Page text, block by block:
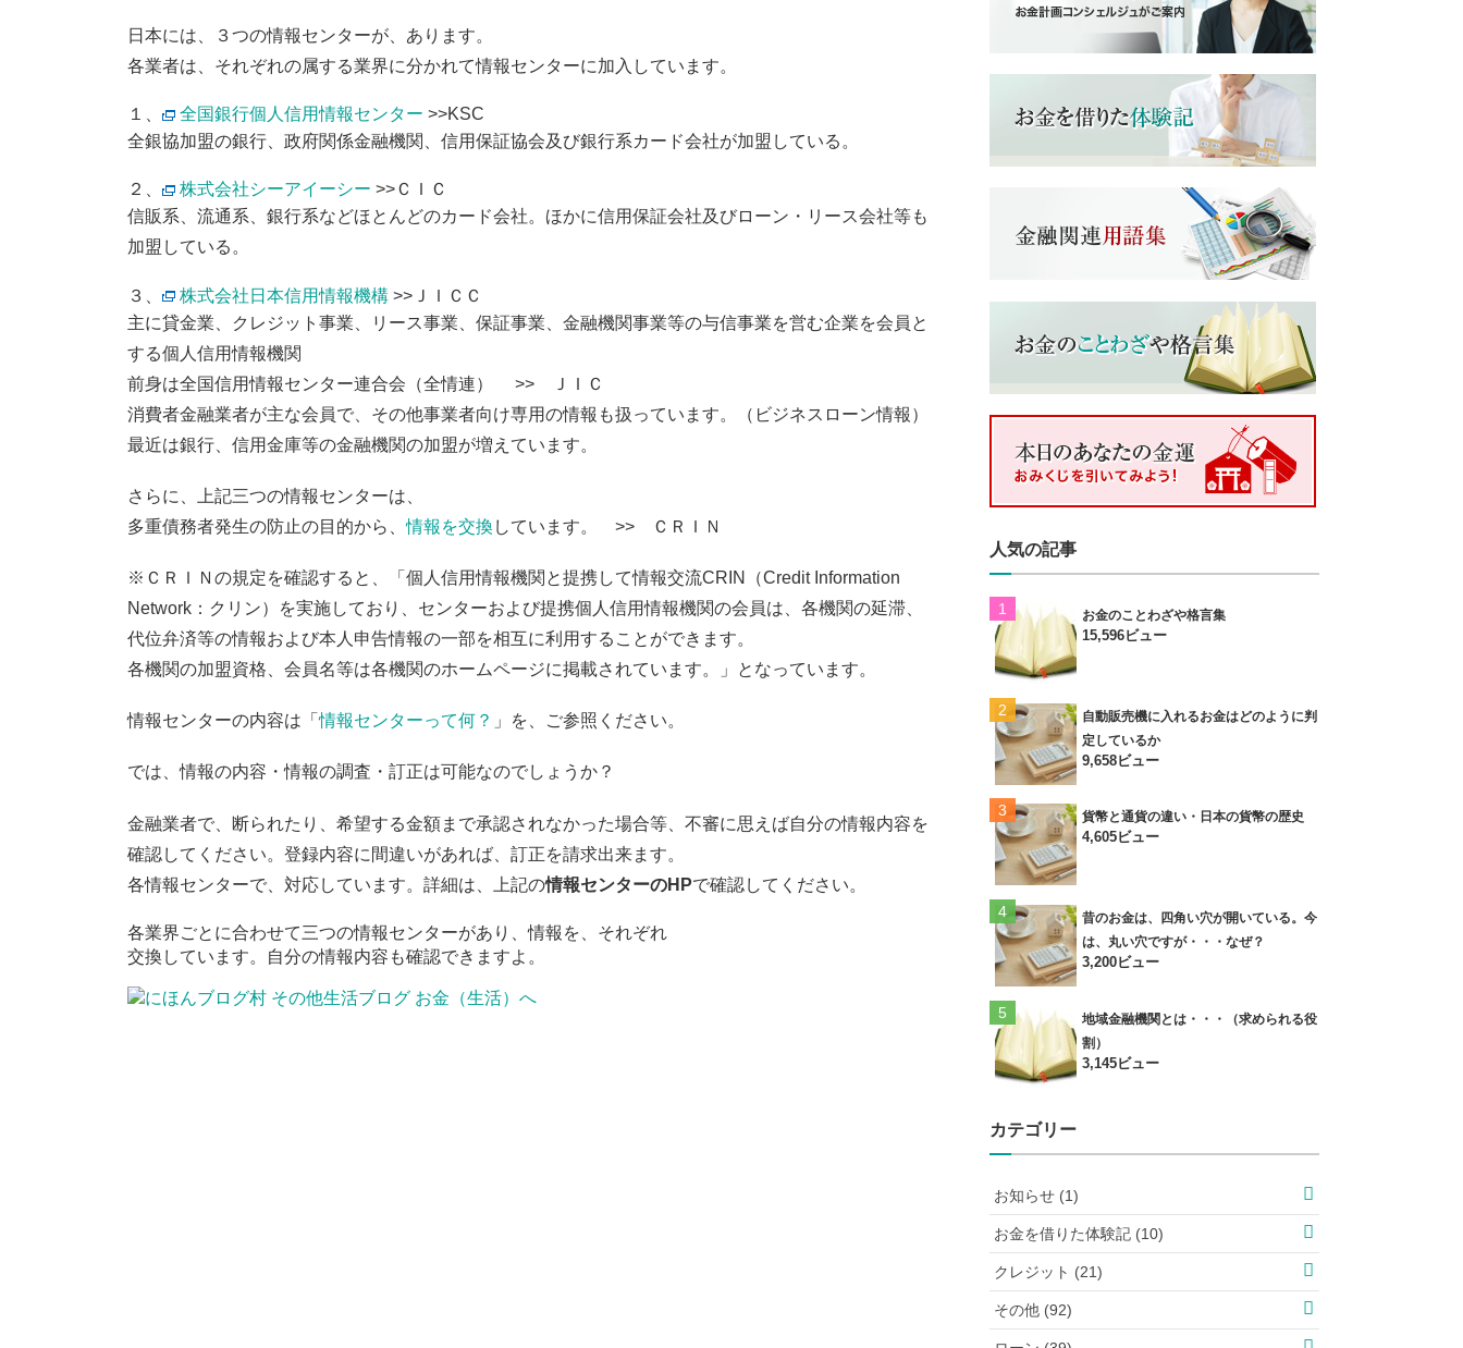
日本には、３つの情報センターが、あります。
各業者は、それぞれの属する業界に分かれて情報センターに加入しています。
１、 全国銀行個人信用情報センター >>KSC
全銀協加盟の銀行、政府関係金融機関、信用保証協会及び銀行系カード会社が加盟している。
２、 株式会社シーアイーシー >>ＣＩＣ
信販系、流通系、銀行系などほとんどのカード会社。ほかに信用保証会社及びローン・リース会社等も
加盟している。
３、 株式会社日本信用情報機構 >>ＪＩＣＣ
主に貸金業、クレジット事業、リース事業、保証事業、金融機関事業等の与信事業を営む企業を会員と
する個人信用情報機関
前身は全国信用情報センター連合会（全情連） >> ＪＩＣ
消費者金融業者が主な会員で、その他事業者向け専用の情報も扱っています。（ビジネスローン情報）
最近は銀行、信用金庫等の金融機関の加盟が増えています。
さらに、上記三つの情報センターは、
多重債務者発生の防止の目的から、情報を交換 しています。 >> ＣＲＩＮ
※ＣＲＩＮの規定を確認すると、「個人信用情報機関と提携して情報交流CRIN（Credit Information
Network：クリン）を実施しており、センターおよび提携個人信用情報機関の会員は、各機関の延滞、
代位弁済等の情報および本人申告情報の一部を相互に利用することができます。
各機関の加盟資格、会員名等は各機関のホームページに掲載されています。」となっています。
情報センターの内容は「情報センターって何？ 」を、ご参照ください。
では、情報の内容・情報の調査・訂正は可能なのでしょうか？
金融業者で、断られたり、希望する金額まで承認されなかった場合等、不審に思えば自分の情報内容を
確認してください。登録内容に間違いがあれば、訂正を請求出来ます。
各情報センターで、対応しています。詳細は、上記の情報センターのHPで確認してください。
各業界ごとに合わせて三つの情報センターがあり、情報を、それぞれ
交換しています。自分の情報内容も確認できますよ。
人気の記事
お金のことわざや格言集
15,596ビュー
自動販売機に入れるお金はどのように判
定しているか
9,658ビュー
貨幣と通貨の違い・日本の貨幣の歴史
4,605ビュー
昔のお金は、四角い穴が開いている。今
は、丸い穴ですが・・・なぜ？
3,200ビュー
地域金融機関とは・・・（求められる役
割）
3,145ビュー
カテゴリー
お知らせ (1)
お金を借りた体験記 (10)
クレジット (21)
その他 (92)